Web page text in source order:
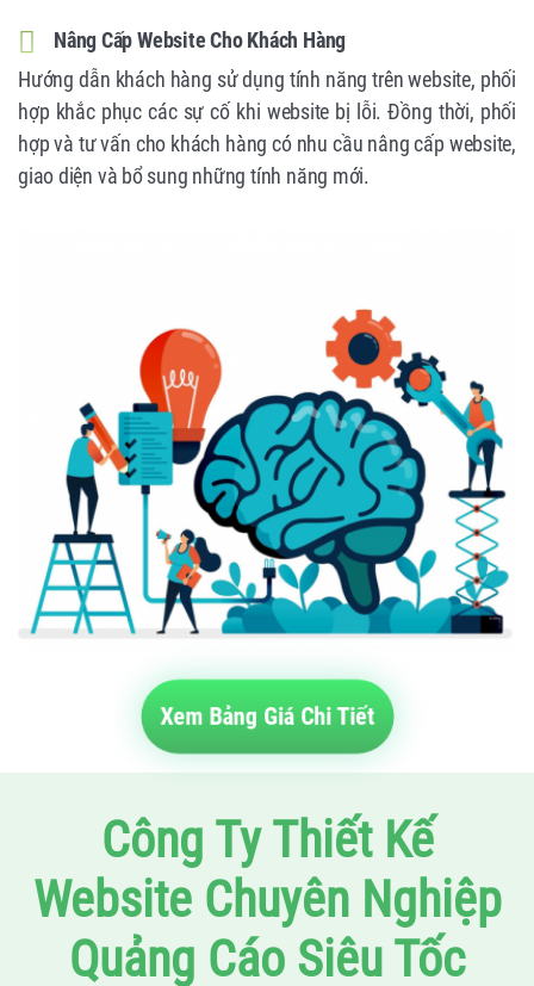
Nâng Cấp Website Cho Khách Hàng
Hướng dẫn khách hàng sử dụng tính năng trên website, phối
hợp khắc phục các sự cố khi website bị lỗi. Đồng thời, phối
hợp và tư vấn cho khách hàng có nhu cầu nâng cấp website,
giao diện và bổ sung những tính năng mới.
Xem Bảng Giá Chi Tiết
Công Ty Thiết Kế
Website Chuyên Nghiệp
Quảng Cáo Siêu Tốc